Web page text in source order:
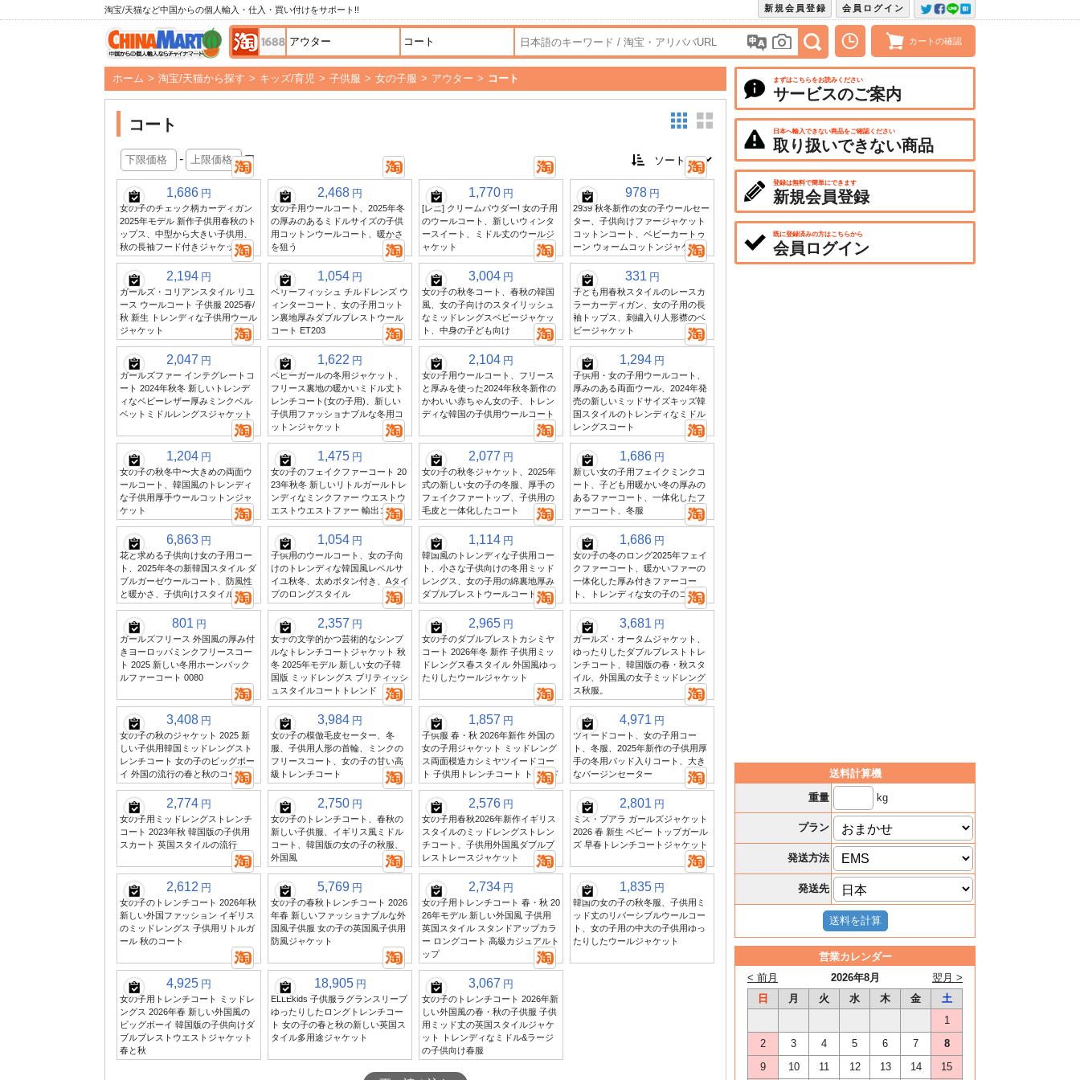
淘宝/天猫など中国からの個人輸入・仕入・買い付けをサポート!! 会員ログイン
新規会員登録
カートの確認
ホーム > 淘宝/天猫から探す > キッズ/育児 > 子供服 > 女の子服 > アウター > コート
コート
- 円
1,686 円
女の子のチェック柄カーディガン
2025年モデル 新作子供用春秋のト
ップス、中型から大きい子供用、
秋の長袖フード付きジャケット
2,468 円
女の子用ウールコート、2025年冬
の厚みのあるミドルサイズの子供
用コットンウールコート、暖かさ
を狙う
1,770 円
[レニ] クリームパウダー! 女の子用
のウールコート、新しいウィンタ
ースイート、ミドル丈のウールジ
ャケット
978 円
2939 秋冬新作の女の子ウールセー
ター、子供向けファージャケット
コットンコート、ベビーカートゥ
ーン ウォームコットンジャケット
2,194 円
ガールズ・コリアンスタイル リユ
ース ウールコート 子供服 2025春/
秋 新生 トレンディな子供用ウール
ジャケット
1,054 円
ベリーフィッシュ チルドレンズ ウ
ィンターコート、女の子用コット
ン裏地厚みダブルブレストウール
コート ET203
3,004 円
女の子の秋冬コート、春秋の韓国
風、女の子向けのスタイリッシュ
なミッドレングスベビージャケッ
ト、中身の子ども向け
331 円
子ども用春秋スタイルのレースカ
ラーカーディガン、女の子用の長
袖トップス、刺繍入り人形襟のベ
ビージャケット
2,047 円
ガールズファー インテグレートコ
ート 2024年秋冬 新しいトレンデ
ィなベビーレザー厚みミンクベル
ベットミドルレングスジャケット
1,622 円
ベビーガールの冬用ジャケット、
フリース裏地の暖かいミドル丈ト
レンチコート(女の子用)、新しい
子供用ファッショナブルな冬用コ
ットンジャケット
2,104 円
女の子用ウールコート、フリース
と厚みを使った2024年秋冬新作の
かわいい赤ちゃん女の子、トレン
ディな韓国の子供用ウールコート
1,294 円
子供用・女の子用ウールコート、
厚みのある両面ウール、2024年発
売の新しいミッドサイズキッズ韓
国スタイルのトレンディなミドル
レングスコート
1,204 円
女の子の秋冬中〜大きめの両面ウ
ールコート、韓国風のトレンディ
な子供用厚手ウールコットンジャ
ケット
1,475 円
女の子のフェイクファーコート 20
23年秋冬 新しいリトルガールトレ
ンディなミンクファー ウエストウ
エストウエストファー 輸出コート
2,077 円
女の子の秋冬ジャケット、2025年
式の新しい女の子の冬服、厚手の
フェイクファートップ、子供用の
毛皮と一体化したコート
1,686 円
新しい女の子用フェイクミンクコ
ート、子ども用暖かい冬の厚みの
あるファーコート、一体化したフ
ァーコート、冬服
6,863 円
花と求める子供向け女の子用コー
ト、2025年冬の新韓国スタイル ダ
ブルガーゼウールコート、防風性
と暖かさ、子供向けスタイル
1,054 円
子供用のウールコート、女の子向
けのトレンディな韓国風レベルサ
イユ秋冬、太めボタン付き、Aタイ
プのロングスタイル
1,114 円
韓国風のトレンディな子供用コー
ト、小さな子供向けの冬用ミッド
レングス、女の子用の綿裏地厚み
ダブルブレストウールコート卸売
1,686 円
女の子の冬のロング2025年フェイ
クファーコート、暖かいファーの
一体化した厚み付きファーコー
ト、トレンディな女の子のコート
801 円
ガールズフリース 外国風の厚み付
きヨーロッパミンクフリースコー
ト 2025 新しい冬用ホーンバック
ルファーコート 0080
2,357 円
女子の文学的かつ芸術的なシンプ
ルなトレンチコートジャケット 秋
冬 2025年モデル 新しい女の子韓
国版 ミッドレングス ブリティッシ
ュスタイルコートトレンド
2,965 円
女の子のダブルブレストカシミヤ
コート 2026年冬 新作 子供用ミッ
ドレングス春スタイル 外国風ゆっ
たりしたウールジャケット
3,681 円
ガールズ・オータムジャケット、
ゆったりしたダブルブレストトレ
ンチコート、韓国版の春・秋スタ
イル、外国風の女子ミッドレング
ス秋服。
3,408 円
女の子の秋のジャケット 2025 新
しい子供用韓国ミッドレングスト
レンチコート 女の子のビッグボー
イ 外国の流行の春と秋のコート
3,984 円
女の子の模倣毛皮セーター、冬
服、子供用人形の首輪、ミンクの
フリースコート、女の子の甘い高
級トレンチコート
1,857 円
子供服 春・秋 2026年新作 外国の
女の子用ジャケット ミッドレング
ス両面模造カシミヤツイードコー
ト 子供用トレンチコート トレンド
4,971 円
ツイードコート、女の子用コー
ト、冬服、2025年新作の子供用厚
手の冬用パッド入りコート、大き
なバージンセーター
2,774 円
女の子用ミッドレングストレンチ
コート 2023年秋 韓国版の子供用
スカート 英国スタイルの流行
2,750 円
女の子のトレンチコート、春秋の
新しい子供服、イギリス風ミドル
コート、韓国版の女の子の秋服、
外国風
2,576 円
女の子用春秋2026年新作イギリス
スタイルのミッドレングストレン
チコート、子供用外国風ダブルブ
レストレースジャケット
2,801 円
ミス・プアラ ガールズジャケット
2026 春 新生 ベビー トップガール
ズ 早春トレンチコートジャケット
2,612 円
女の子のトレンチコート 2026年秋
新しい外国ファッション イギリス
のミッドレングス 子供用リトルガ
ール 秋のコート
5,769 円
女の子の春秋トレンチコート 2026
年春 新しいファッショナブルな外
国風子供服 女の子の英国風子供用
防風ジャケット
2,734 円
女の子用トレンチコート 春・秋 20
26年モデル 新しい外国風 子供用
英国スタイル スタンドアップカラ
ー ロングコート 高級カジュアルト
ップ
1,835 円
韓国の女の子の秋冬服、子供用ミ
ッド丈のリバーシブルウールコー
ト、女の子用の中大の子供用ゆっ
たりしたウールジャケット
4,925 円
女の子用トレンチコート ミッドレ
ングス 2026年春 新しい外国風の
ビッグボーイ 韓国版の子供向けダ
ブルブレストウエストジャケット
春と秋
18,905 円
ELLEkids 子供服ラグランスリーブ
ゆったりしたロングトレンチコー
ト 女の子の春と秋の新しい英国ス
タイル多用途ジャケット
3,067 円
女の子のトレンチコート 2026年新
しい外国風の春・秋の子供服 子供
用ミッド丈の英国スタイルジャケ
ット トレンディなミドル&ラージ
の子供向け春服
まずはこちらをお読みください
サービスのご案内
日本へ輸入できない商品をご確認ください
取り扱いできない商品
登録は無料で簡単にできます
新規会員登録
既に登録済みの方はこちらから
会員ログイン
送料計算機
重量
kg
プラン
発送方法
発送先
営業カレンダー
2026年8月
< 前月
翌月 >
日
月 火 水 木 金
土
1
2
3 4 5 6 7
8
9
10 11 12 13 14
15